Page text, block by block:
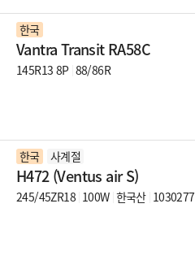
한국
Vantra Transit RA58C
145R13 8P 88/86R
한국 사계절
H472 (Ventus air S)
245/45ZR18 100W 한국산 1030277